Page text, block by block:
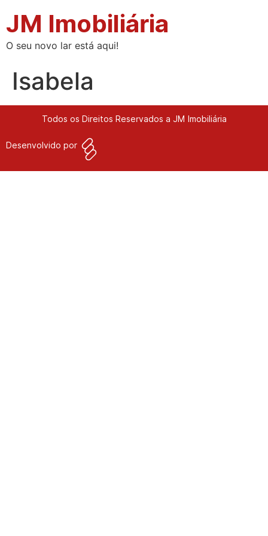
JM Imobiliária
O seu novo lar está aqui!
Isabela
Todos os Direitos Reservados a JM Imobiliária
Desenvolvido por